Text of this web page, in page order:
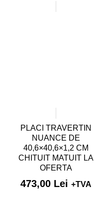
PLACI TRAVERTIN
NUANCE DE
40,6×40,6×1,2 CM
CHITUIT MATUIT LA
OFERTA
473,00 Lei +TVA